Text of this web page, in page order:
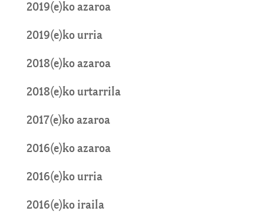
2019(e)ko azaroa
2019(e)ko urria
2018(e)ko azaroa
2018(e)ko urtarrila
2017(e)ko azaroa
2016(e)ko azaroa
2016(e)ko urria
2016(e)ko iraila